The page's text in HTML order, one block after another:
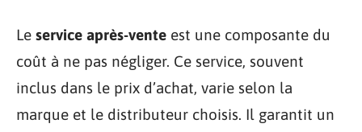
Le service après-vente est une composante du
coût à ne pas négliger. Ce service, souvent
inclus dans le prix d’achat, varie selon la
marque et le distributeur choisis. Il garantit un